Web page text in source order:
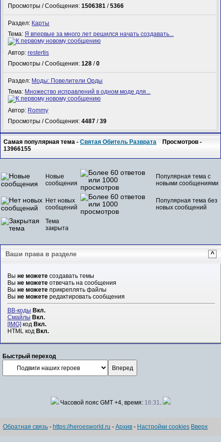
Просмотры / Сообщения:1506381 /5366
Раздел: Карты
Тема:Я впервые за много лет решился начать создавать...
Автор:restertis
Просмотры / Сообщения:128 /0
Раздел: Моды: Повелители Орды
Тема: Множество исправлений в одном моде для...
Автор: Rommy
Просмотры / Сообщения:4487 /39
Самая популярная тема -Святая Обитель Разврата Просмотров -
13966155
Новые
сообщения
Популярная тема с
новыми сообщениями
Нет новых
сообщений
Популярная тема без
новых сообщений
Тема
закрыта
Ваши права в разделе ^
Вы не можетесоздавать темы
Вы не можетеотвечать на сообщения
Вы не можетеприкреплять файлы
Вы не можетередактировать сообщения
BB-коды Вкл.
Смайлы Вкл.
[IMG]код Вкл.
HTML код Вкл.
Быстрый переход
Часовой пояс GMT +4, время: 16:31.
Обратная связь - https://heroesworld.ru - Архив - Настройки cookies Вверх